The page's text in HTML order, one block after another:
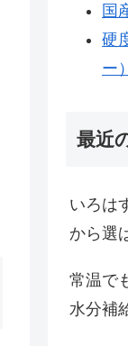
国
硬
ー）
最近
いろは
から選
常温で
水分補